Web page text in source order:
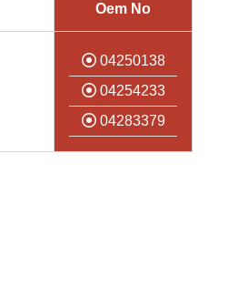
Oem No
04250138
04254233
04283379